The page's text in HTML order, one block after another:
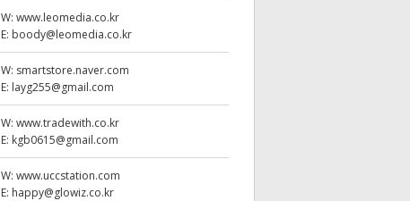
W:www.leomedia.co.kr
E: boody@leomedia.co.kr
W: smartstore.naver.com
E: layg255@gmail.com
W:www.tradewith.co.kr
E: kgb0615@gmail.com
W:www.uccstation.com
E: happy@glowiz.co.kr